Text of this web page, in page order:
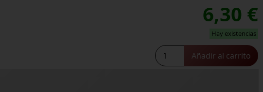
6,30 €
Hay existencias
Catamarán
cantidad
Añadir al carrito